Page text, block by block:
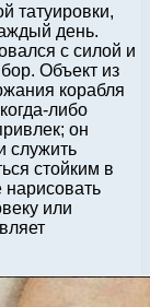
татуировки,
день.
с силой и
Объект из
корабля
либо
он
служить
стойким в
или